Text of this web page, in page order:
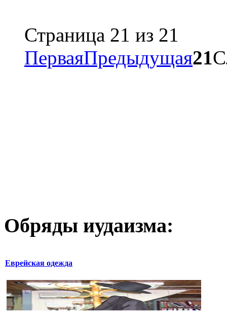
Страница 21 из 21
ПерваяПредыдущая21
Обряды иудаизма:
Еврейская одежда